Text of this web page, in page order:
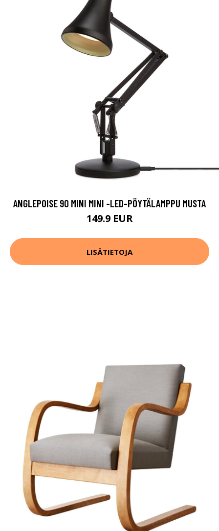
ANGLEPOISE 90 MINI MINI -LED-PÖYTÄLAMPPU MUSTA
149.9 EUR
LISÄTIETOJA